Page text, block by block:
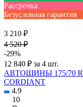
Рассрочка
Безусловная гарантия
3 210 ₽
4 520 ₽
-29%
12 840 ₽ за 4 шт.
АВТОШИНЫ 175/70
CORDIANT
4.9
10